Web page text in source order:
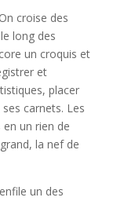
croise des
long des
un croquis et
et
placer
carnets. Les
un rien de
la nef de
un des